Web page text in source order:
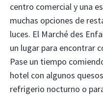
centro comercial y una
muchas opciones de
luces. El Marché des
un lugar para encontrar
Pase un tiempo
hotel con algunos
refrigerio nocturno o